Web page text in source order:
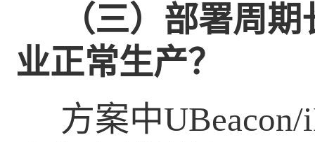
（三）部署周
业正常生产？
方案中